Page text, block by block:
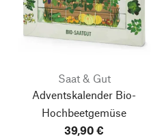
Saat & Gut
Adventskalender Bio-
Hochbeetgemüse
39,90 €